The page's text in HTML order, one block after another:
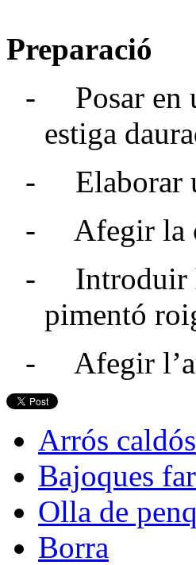
Preparació
- Posar en
estiga
- Elaborar
- Afegir la
- Introduir
pimentó
- Afegir
Arrós caldós
Bajoques
Olla de
Borra